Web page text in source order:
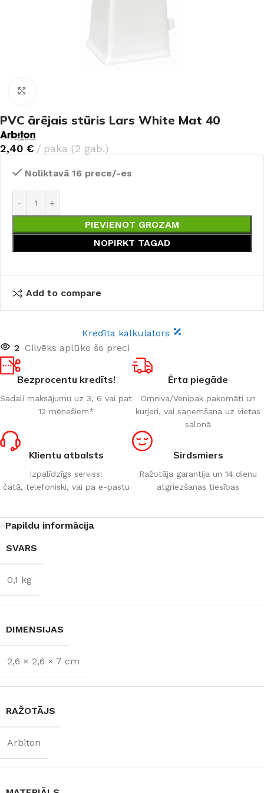
PVC ārējais stūris Lars White Mat 40
2,40 € paka (2 gab.)
Noliktavā 16 prece/-es
PIEVIENOT GROZAM
NOPIRKT TAGAD
Add to compare
Kredīta kalkulators
2 Cilvēks aplūko šo preci
Bezprocentu kredīts!
Sadali maksājumu uz 3, 6 vai pat
12 mēnešiem*
Ērta piegāde
Omniva/Venipak pakomāti un
kurjeri, vai saņemšana uz vietas
salonā
Klientu atbalsts
Izpalīdzīgs serviss:
čatā, telefoniski, vai pa e-pastu
Sirdsmiers
Ražotāja garantija un 14 dienu
atgriezšanas tiesības
Papildu informācija
SVARS
0,1 kg
DIMENSIJAS
2,6 × 2,6 × 7 cm
RAŽOTĀJS
Arbiton